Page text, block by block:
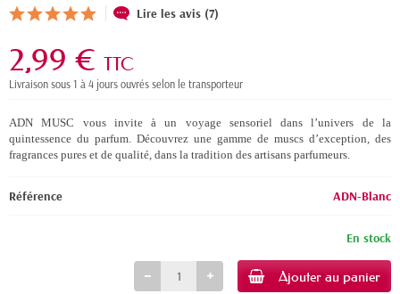
Lire les avis (7)
2,99 € TTC
Livraison sous 1 à 4 jours ouvrés selon le transporteur
ADN MUSC vous invite à un voyage sensoriel dans l’univers de la
quintessence du parfum. Découvrez une gamme de muscs d’exception, des
fragrances pures et de qualité, dans la tradition des artisans parfumeurs.
Référence ADN-Blanc
En stock
Ajouter au panier